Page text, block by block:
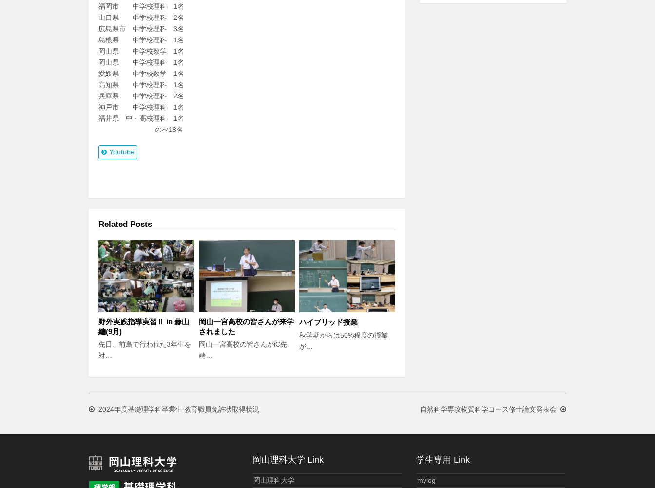
福岡市 中学校理科 1名
山口県 中学校理科 2名
広島県市 中学校理科 3名
島根県 中学校理科 1名
岡山県 中学校数学 1名
岡山県 中学校理科 1名
愛媛県 中学校数学 1名
高知県 中学校理科 1名
兵庫県 中学校理科 2名
神戸市 中学校理科 1名
福井県 中・高校理科 1名
のべ18名
Youtube
Related Posts
野外実践指導実習Ⅱ in 蒜山
編(9月)
先日、前島で行われた3年生を
対…
岡山一宮高校の皆さんが来学
されました
岡山一宮高校の皆さんがiC先
端…
ハイブリッド授業
秋学期からは50%程度の授業
が…
2024年度基礎理学科卒業生 教育職員免許状取得状況 自然科学専攻物質科学コース修士論文発表会
岡山理科大学 Link
岡山理科大学
学生専用 Link
mylog